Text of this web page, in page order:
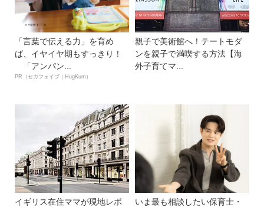
「言葉で伝える力」を育め
ば、イヤイヤ期もすっきり！
「アンパン...
PR（セガフェイブ｜HugKum）
親子で美術館へ！テートモダ
ンを親子で満喫する方法【海
外子育てマ...
イギリス在住ママが現地レポ
いま最も相談したい保育士・